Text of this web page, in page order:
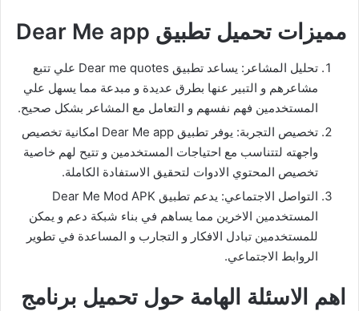
مميزات تحميل تطبيق Dear Me app
تحليل المشاعر: يساعد تطبيق Dear me quotes علي تتبع
مشاعرهم و التبير عنها بطرق عديدة و مبدعة مما يسهل علي
المستخدمين فهم نفسهم و التعامل مع المشاعر بشكل صحيح.
تخصيص التجربة: يوفر تطبيق Dear Me app امكانية تخصيص
واجهته لتتناسب مع احتياجات المستخدمين و تتيح لهم خاصية
تخصيص المحتوي الادوات لتحقيق الاستفادة الكاملة.
التواصل الاجتماعي: يدعم تطبيق Dear Me Mod APK
المستخدمين الاخرين مما يساهم في بناء شبكة دعم و يمكن
للمستخدمين تبادل الافكار و التجارب و المساعدة في تطوير
الروابط الاجتماعي.
اهم الاسئلة الهامة حول تحميل برنامج